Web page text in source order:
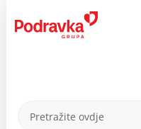
content
Proizvodi